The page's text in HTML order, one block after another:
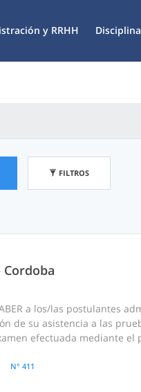
y RRHH
FILTROS
Cordoba
a los/las postulantes
de su asistencia a las
efectuada mediante el
N° 411